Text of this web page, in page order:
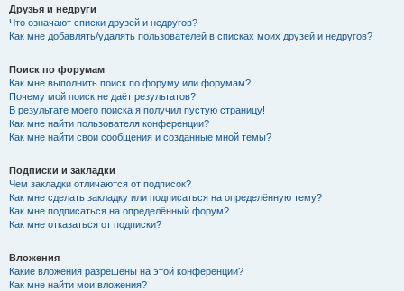
Друзья и недруги
Что означают списки друзей и недругов?
Как мне добавлять/удалять пользователей в списках моих друзей и недругов?
Поиск по форумам
Как мне выполнить поиск по форуму или форумам?
Почему мой поиск не даёт результатов?
В результате моего поиска я получил пустую страницу!
Как мне найти пользователя конференции?
Как мне найти свои сообщения и созданные мной темы?
Подписки и закладки
Чем закладки отличаются от подписок?
Как мне сделать закладку или подписаться на определённую тему?
Как мне подписаться на определённый форум?
Как мне отказаться от подписки?
Вложения
Какие вложения разрешены на этой конференции?
Как мне найти мои вложения?